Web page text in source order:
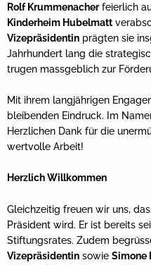
Rolf Krummenacherfeierlich
Kinderheim Hubelmatt
Vizepräsidentin prägten sie
Jahrhundert lang die
trugen massgeblich zur
Mit ihrem langjährigen
bleibenden Eindruck. Im
Herzlichen Dank für die
wertvolle Arbeit!
Herzlich Willkommen
Gleichzeitig freuen wir uns,
Präsident wird. Er ist bereits
Stiftungsrates. Zudem
Vizepräsidentin sowie Simone